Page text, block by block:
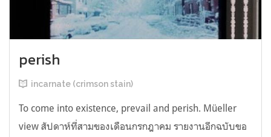
perish
incarnate (crimson stain)
To come into existence, prevail and perish. Müeller
view สัปดาห์ที่สามของเดือนกรกฎาคม รายงานอีกฉบับขอ